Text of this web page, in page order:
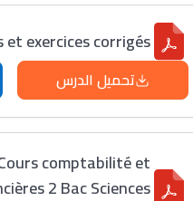
exercices corrigés
تحميل الدرس
comptabilité et
2 Bac Sciences